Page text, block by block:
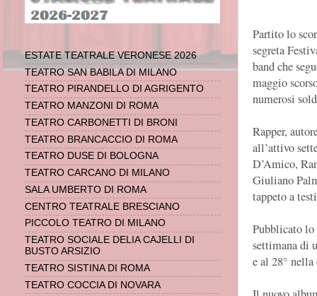
Partito lo
segreta
band che
maggio
numerosi
Rapper,
all’attivo
D’Amico,
Giuliano
tappeto a
Pubblicato lo
settimana di
e al 28°
ESTATE TEATRALE VERONESE 2026
TEATRO SAN BABILA DI MILANO
TEATRO PIRANDELLO DI AGRIGENTO
TEATRO MANZONI DI ROMA
TEATRO CARBONETTI DI BRONI
TEATRO BRANCACCIO DI ROMA
TEATRO DUSE DI BOLOGNA
TEATRO CARCANO DI MILANO
SALA UMBERTO DI ROMA
CENTRO TEATRALE BRESCIANO
PICCOLO TEATRO DI MILANO
TEATRO SOCIALE DELIA CAJELLI DI
BUSTO ARSIZIO
TEATRO SISTINA DI ROMA
TEATRO COCCIA DI NOVARA